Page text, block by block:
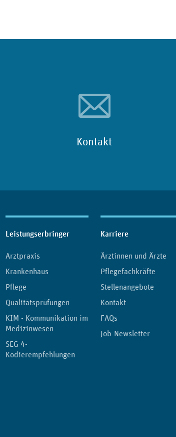
Kontakt
Leistungserbringer
Arztpraxis
Krankenhaus
Pflege
Qualitätsprüfungen
KIM - Kommunikation im
Medizinwesen
SEG 4-
Kodierempfehlungen
Karriere
Ärztinnen und Ärzte
Pflegefachkräfte
Stellenangebote
Kontakt
FAQs
Job-Newsletter